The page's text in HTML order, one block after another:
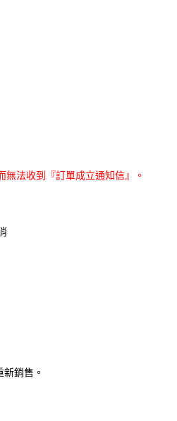
法收到『訂單成立通知信』。
銷售。